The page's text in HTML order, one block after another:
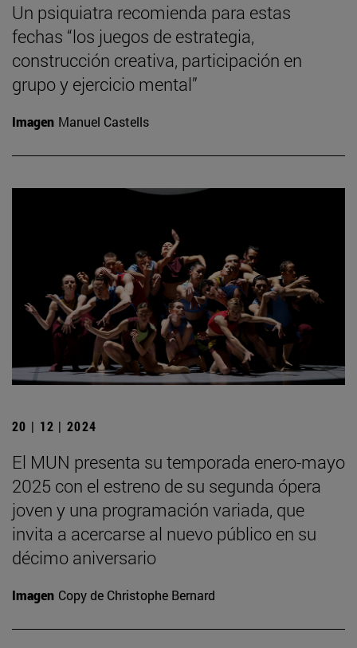
Un psiquiatra recomienda para estas
fechas “los juegos de estrategia,
construcción creativa, participación en
grupo y ejercicio mental”
Imagen Manuel Castells
20 | 12 | 2024
El MUN presenta su temporada enero-mayo
2025 con el estreno de su segunda ópera
joven y una programación variada, que
invita a acercarse al nuevo público en su
décimo aniversario
Imagen Copy de Christophe Bernard